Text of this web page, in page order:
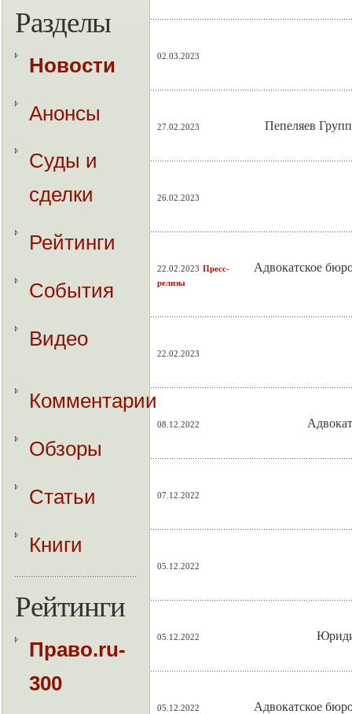
Разделы
Новости
Анонсы
Суды и
сделки
Рейтинги
События
Видео
Комментарии
Обзоры
Статьи
Книги
Рейтинги
Право.ru-
300
02.03.2023
27.02.2023 Пепеляев
26.02.2023
22.02.2023 Пресс-
релизы
Адвокатское
22.02.2023
08.12.2022
07.12.2022
05.12.2022
05.12.2022
05.12.2022 Адвокатское